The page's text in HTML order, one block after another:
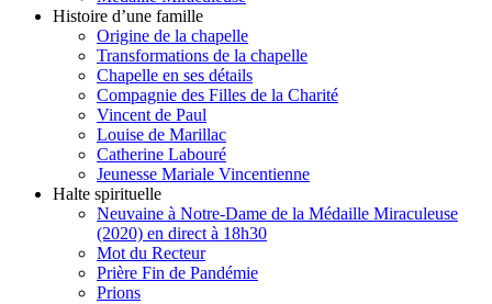
Histoire d’une famille
Origine de la chapelle
Transformations de la chapelle
Chapelle en ses détails
Compagnie des Filles de la Charité
Vincent de Paul
Louise de Marillac
Catherine Labouré
Jeunesse Mariale Vincentienne
Halte spirituelle
Neuvaine à Notre-Dame de la Médaille Miraculeuse
(2020) en direct à 18h30
Mot du Recteur
Prière Fin de Pandémie
Prions